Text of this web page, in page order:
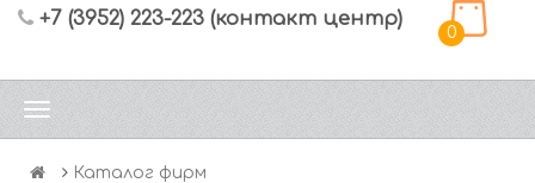
+7 (3952) 223-223 (контакт центр)
0
Каталог фирм